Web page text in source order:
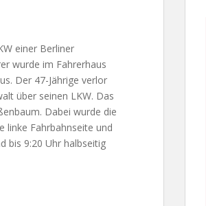
einer Berliner
wurde im Fahrerhaus
Der 47-Jährige verlor
über seinen LKW. Das
Dabei wurde die
linke Fahrbahnseite und
bis 9:20 Uhr halbseitig